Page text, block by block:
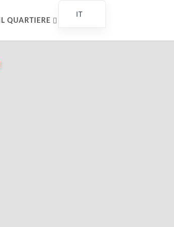
IL QUARTIERE
IT